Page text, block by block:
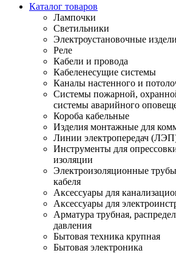
Каталог товаров
Лампочки
Светильники
Электроустановочные
Реле
Кабели и провода
Кабеленесущие системы
Каналы настенного и
Системы пожарной,
системы аварийного
Короба кабельные
Изделия монтажные для
Линии электропередач
Инструменты для
изоляции
Электроизоляционные
кабеля
Аксессуары для
Аксессуары для
Арматура трубная,
давления
Бытовая техника крупная
Бытовая электроника